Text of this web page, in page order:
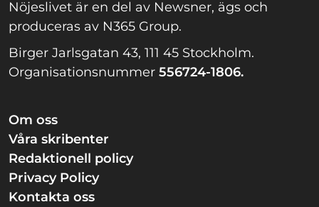
Nöjeslivet är en del av Newsner, ägs och
produceras av N365 Group.
Birger Jarlsgatan 43, 111 45 Stockholm.
Organisationsnummer 556724-1806.
Om oss
Våra skribenter
Redaktionell policy
Privacy Policy
Kontakta oss